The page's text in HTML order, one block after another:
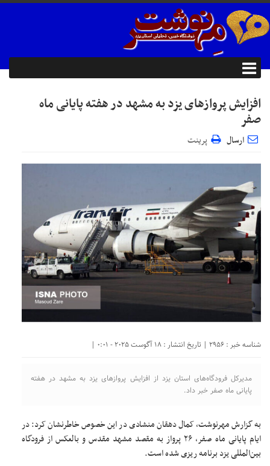
افزایش پروازهای یزد به مشهد در هفته پایانی ماه
صفر
ارسال پرینت
شناسه خبر : 2956 | تاریخ انتشار : 18 آگوست 2025 - 0:01 |
مدیرکل فرودگاه‌های استان یزد از افزایش پروازهای یزد به مشهد در هفته
پایانی ماه صفر خبر داد.
به گزارش مهرنوشت، کمال دهقان منشادی در این خصوص خاطرنشان کرد: در
ایام پایانی ماه صفر، ٢۶ پرواز به مقصد مشهد مقدس و بالعکس از فرودگاه
بین‌المللی یزد برنامه ریزی شده است.